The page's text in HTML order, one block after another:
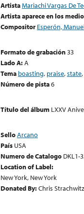
ArtistaMariachi Vargas De
Artista aparece en los
Compositor Esperón,
Formato de grabación33
Lado A:A
Tema boasting, praise,state,
Número de pista6
Título del álbum LXXV
SelloArcano
País USA
Numero de Catalogo DKL1-
Location of Label:
New York, New York
Donated By:Chris Strachwitz